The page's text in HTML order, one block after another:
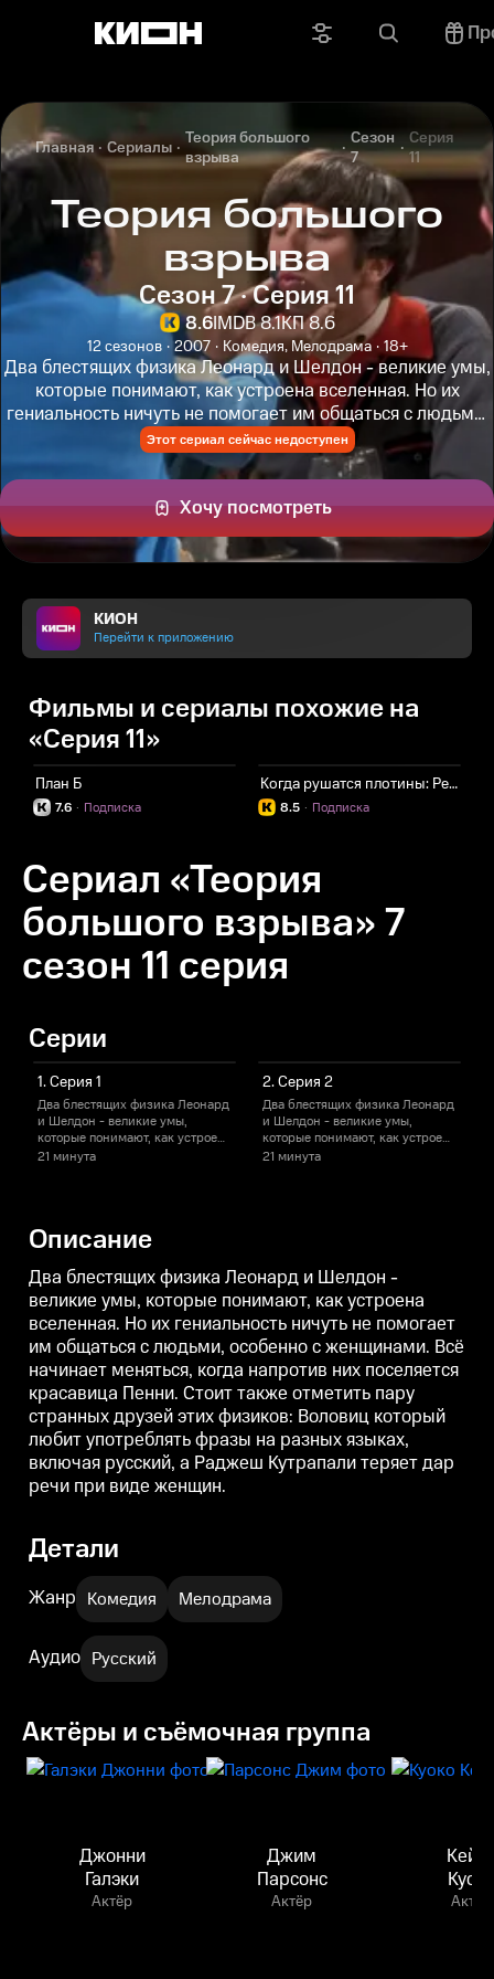
Главная Сериалы Теория большого
взрыва
Сезон
7
Серия
11
Теория большого
взрыва
Сезон 7 · Серия 11
8.6IMDB 8.1КП 8.6
12 сезонов 2007 Комедия, Мелодрама 18+
Два блестящих физика Леонард и Шелдон - великие умы,
которые понимают, как устроена вселенная. Но их
гениальность ничуть не помогает им общаться с людьми,
особенно с женщинами...
Этот сериал сейчас недоступен
Хочу посмотреть
КИОН
Перейти к приложению
Фильмы и сериалы похожие на
«Серия 11»
План Б
7.6 Подписка
·
Когда рушатся плотины: Реквием в четырех актах
8.5 Подписка
·
Сериал «Теория
большого взрыва» 7
сезон 11 серия
Серии
1. Серия 1
Два блестящих физика Леонард
и Шелдон - великие умы,
которые понимают, как устроена
вселенная. Но их гениальность
поселяется красавица Пенни.
Стоит также отметить пару
странных друзей этих физиков:
Воловиц который любит
употреблять фразы на разных
языках, включая русский, а
Раджеш Кутрапали теряет дар
речи при виде женщин.
21 минута
2. Серия 2
Два блестящих физика Леонард
и Шелдон - великие умы,
которые понимают, как устроена
вселенная. Но их гениальность
странных друзей этих физиков:
Воловиц который любит
употреблять фразы на разных
языках, включая русский, а
Раджеш Кутрапали теряет дар
речи при виде женщин.
21 минута
Описание
Два блестящих физика Леонард и Шелдон -
великие умы, которые понимают, как устроена
вселенная. Но их гениальность ничуть не помогает
им общаться с людьми, особенно с женщинами. Всё
начинает меняться, когда напротив них поселяется
красавица Пенни. Стоит также отметить пару
странных друзей этих физиков: Воловиц который
любит употреблять фразы на разных языках,
включая русский, а Раджеш Кутрапали теряет дар
речи при виде женщин.
Детали
Жанр Комедия Мелодрама
Аудио Русский
Актёры и съёмочная группа
Джонни
Галэки
Актёр
Джим
Парсонс
Актёр Актёр